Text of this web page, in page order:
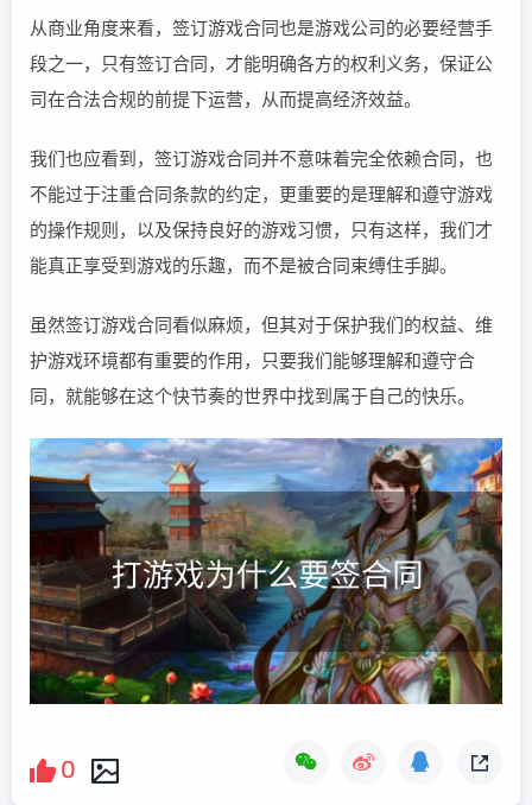
从商业角度来看，签订游戏合同也是游戏公司的必要经营手
段之一，只有签订合同，才能明确各方的权利义务，保证公
司在合法合规的前提下运营，从而提高经济效益。
我们也应看到，签订游戏合同并不意味着完全依赖合同，也
不能过于注重合同条款的约定，更重要的是理解和遵守游戏
的操作规则，以及保持良好的游戏习惯，只有这样，我们才
能真正享受到游戏的乐趣，而不是被合同束缚住手脚。
虽然签订游戏合同看似麻烦，但其对于保护我们的权益、维
护游戏环境都有重要的作用，只要我们能够理解和遵守合
同，就能够在这个快节奏的世界中找到属于自己的快乐。
0